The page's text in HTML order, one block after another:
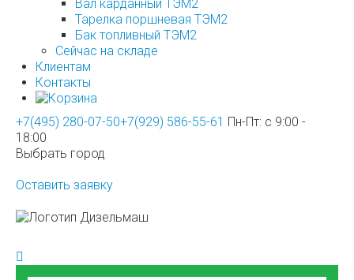
Вал карданный ТЭМ2
Тарелка поршневая ТЭМ2
Бак топливный ТЭМ2
Сейчас на складе
Клиентам
Контакты
+7(495) 280-07-50+7(929) 586-55-61 Пн-Пт: с 9:00 -
18:00
Выбрать город
Оставить заявку